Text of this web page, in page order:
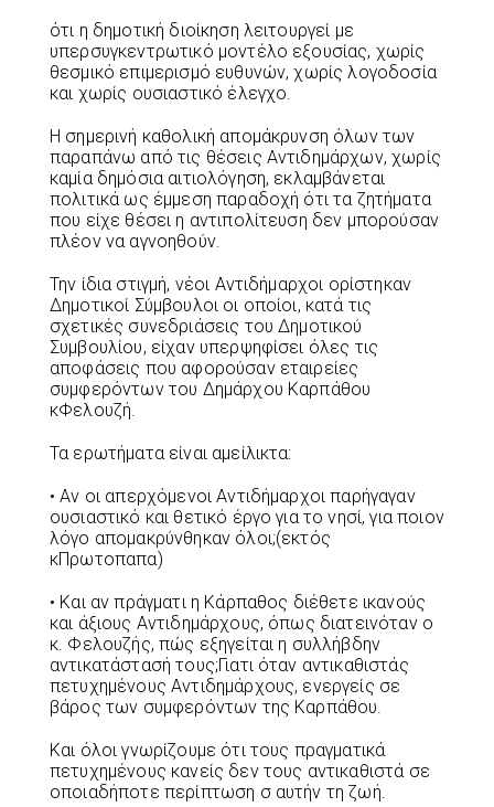
ότι η δημοτική διοίκηση λειτουργεί με
υπερσυγκεντρωτικό μοντέλο εξουσίας, χωρίς
θεσμικό επιμερισμό ευθυνών, χωρίς λογοδοσία
και χωρίς ουσιαστικό έλεγχο.
Η σημερινή καθολική απομάκρυνση όλων των
παραπάνω από τις θέσεις Αντιδημάρχων, χωρίς
καμία δημόσια αιτιολόγηση, εκλαμβάνεται
πολιτικά ως έμμεση παραδοχή ότι τα ζητήματα
που είχε θέσει η αντιπολίτευση δεν μπορούσαν
πλέον να αγνοηθούν.
Την ίδια στιγμή, νέοι Αντιδήμαρχοι ορίστηκαν
Δημοτικοί Σύμβουλοι οι οποίοι, κατά τις
σχετικές συνεδριάσεις του Δημοτικού
Συμβουλίου, είχαν υπερψηφίσει όλες τις
αποφάσεις που αφορούσαν εταιρείες
συμφερόντων του Δημάρχου Καρπάθου
κΦελουζή.
Τα ερωτήματα είναι αμείλικτα:
• Αν οι απερχόμενοι Αντιδήμαρχοι παρήγαγαν
ουσιαστικό και θετικό έργο για το νησί, για ποιον
λόγο απομακρύνθηκαν όλοι;(εκτός
κΠρωτοπαπα)
• Και αν πράγματι η Κάρπαθος διέθετε ικανούς
και άξιους Αντιδημάρχους, όπως διατεινόταν ο
κ. Φελουζής, πώς εξηγείται η συλλήβδην
αντικατάστασή τους;Γιατι όταν αντικαθιστάς
πετυχημένους Αντιδημάρχους, ενεργείς σε
βάρος των συμφερόντων της Καρπάθου.
Και όλοι γνωρίζουμε ότι τους πραγματικά
πετυχημένους κανείς δεν τους αντικαθιστά σε
οποιαδήποτε περίπτωση σ αυτήν τη ζωή.